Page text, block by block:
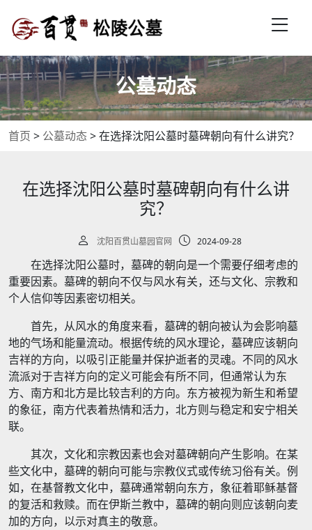
公墓动态
首页 > 公墓动态>在选择沈阳公墓时墓碑朝向有什么讲究？
在选择沈阳公墓时墓碑朝向有什么讲
究？
沈阳百贯山墓园官网 2024-09-28
在选择沈阳公墓时，墓碑的朝向是一个需要仔细考虑的
重要因素。墓碑的朝向不仅与风水有关，还与文化、宗教和
个人信仰等因素密切相关。
首先，从风水的角度来看，墓碑的朝向被认为会影响墓
地的气场和能量流动。根据传统的风水理论，墓碑应该朝向
吉祥的方向，以吸引正能量并保护逝者的灵魂。不同的风水
流派对于吉祥方向的定义可能会有所不同，但通常认为东
方、南方和北方是比较吉利的方向。东方被视为新生和希望
的象征，南方代表着热情和活力，北方则与稳定和安宁相关
联。
其次，文化和宗教因素也会对墓碑朝向产生影响。在某
些文化中，墓碑的朝向可能与宗教仪式或传统习俗有关。例
如，在基督教文化中，墓碑通常朝向东方，象征着耶稣基督
的复活和救赎。而在伊斯兰教中，墓碑的朝向则应该朝向麦
加的方向，以示对真主的敬意。